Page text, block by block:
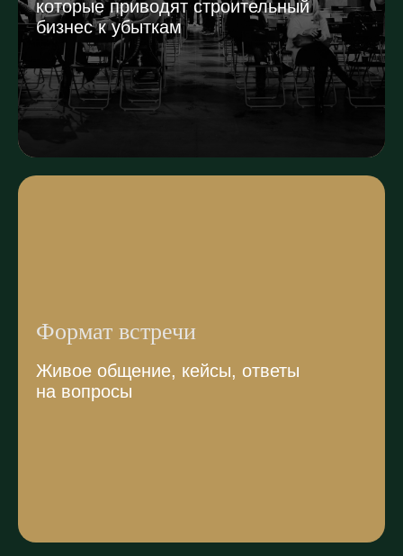
которые приводят строительный
бизнес к убыткам
Формат встречи
Живое общение, кейсы, ответы
на вопросы